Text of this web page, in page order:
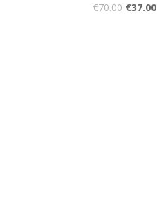
Valutato
€70.00 €37.00